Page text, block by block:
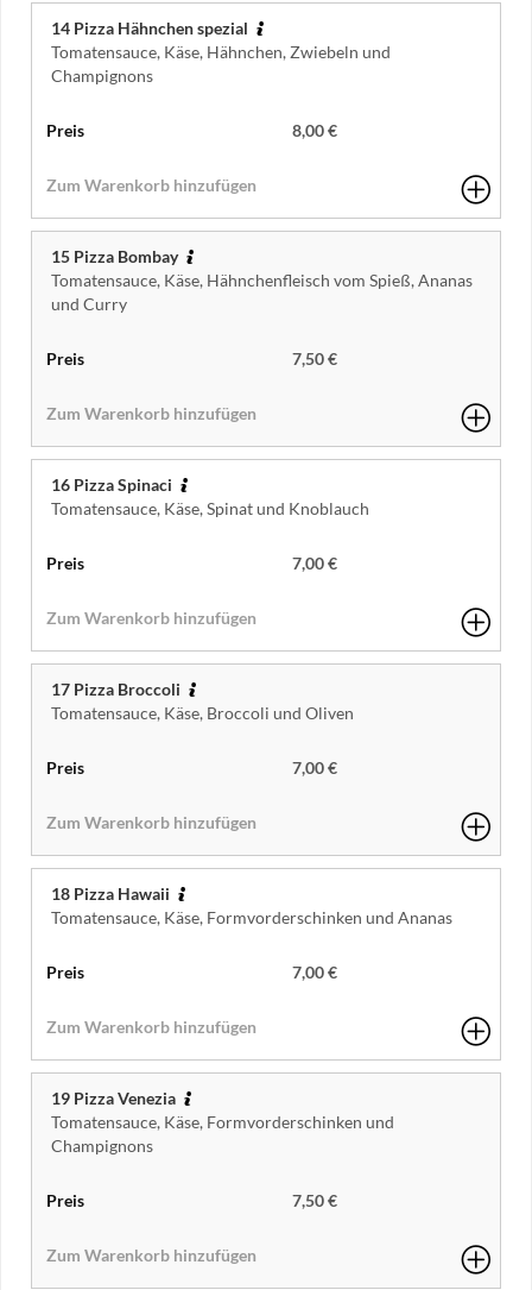
14 Pizza Hähnchen spezial
Tomatensauce, Käse, Hähnchen, Zwiebeln und
Champignons
8,00 €
15 Pizza Bombay
Tomatensauce, Käse, Hähnchenfleisch vom Spieß, Ananas
und Curry
7,50 €
16 Pizza Spinaci
Tomatensauce, Käse, Spinat und Knoblauch
7,00 €
17 Pizza Broccoli
Tomatensauce, Käse, Broccoli und Oliven
7,00 €
18 Pizza Hawaii
Tomatensauce, Käse, Formvorderschinken und Ananas
7,00 €
19 Pizza Venezia
Tomatensauce, Käse, Formvorderschinken und
Champignons
7,50 €